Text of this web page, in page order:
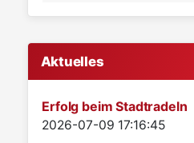
Aktuelles
Erfolg beim Stadtradeln
Details
2026-07-09 17:16:45